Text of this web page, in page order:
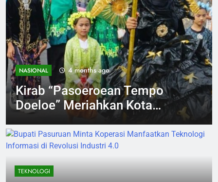
NASIONAL 4 months ago
Kirab “Pasoeroean Tempo
Doeloe” Meriahkan Kota
Lestarikan Budaya dan
Dorong Ekonomi Kreatif
TEKNOLOGI